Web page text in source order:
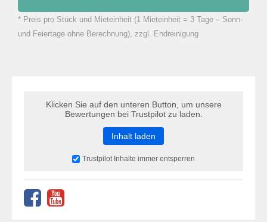
zu Warenkorb hinzugefügt.
* Preis pro Stück und Mieteinheit (1 Mieteinheit = 3 Tage – Sonn-
und Feiertage ohne Berechnung), zzgl. Endreinigung
Klicken Sie auf den unteren Button, um unsere
Bewertungen bei Trustpilot zu laden.
Inhalt laden
Trustpilot Inhalte immer entsperren